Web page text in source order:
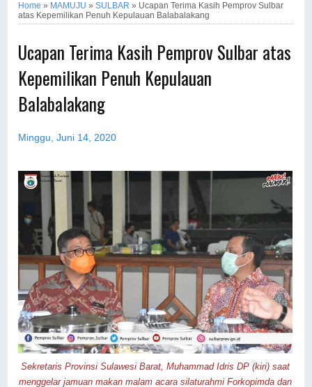
Home » MAMUJU »SULBAR » Ucapan Terima Kasih Pemprov Sulbar
atas Kepemilikan Penuh Kepulauan Balabalakang
Ucapan Terima Kasih Pemprov Sulbar atas
Kepemilikan Penuh Kepulauan
Balabalakang
Minggu, Juni 14, 2020
Sekretaris Provinsi Sulawesi Barat, Muhammad Idris DP (kiri) saat
menggelar jamuan makan malam acara silaturahmi Forkopimda dan